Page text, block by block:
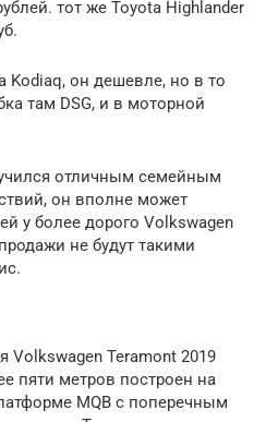
тот же Toyota Highlander
Kodiaq, он дешевле, но в то
там DSG, и в моторной
отличным семейным
он вполне может
у более дорого Volkswagen
не будут такими
Volkswagen Teramont 2019
пяти метров построен на
MQB с поперечным